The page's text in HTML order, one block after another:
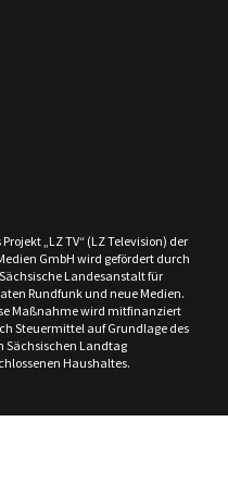
Projekt „LZ TV“ (LZ Television) der
GmbH wird gefördert durch
Landesanstalt für
Rundfunk und neue Medien.
Maßnahme wird mitfinanziert
Steuermittel auf Grundlage des
Sächsischen Landtag
Haushaltes.